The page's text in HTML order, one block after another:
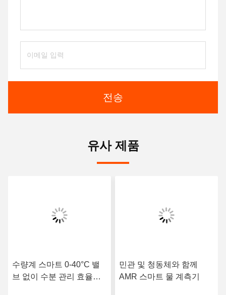
전송
유사 제품
수량계 스마트 0-40°C 밸
브 없이 수분 관리 효율성
민관 및 청동체와 함께
AMR 스마트 물 계측기